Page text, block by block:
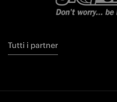
Tutti i partner